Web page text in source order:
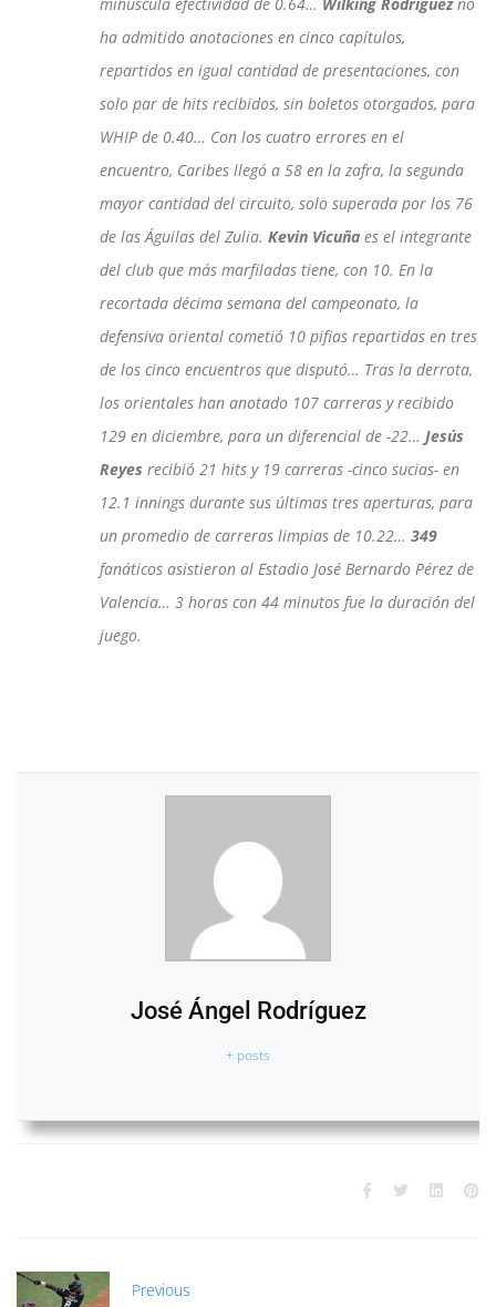
ha admitido anotaciones en cinco capítulos,
repartidos en igual cantidad de presentaciones, con
solo par de hits recibidos, sin boletos otorgados, para
WHIP de 0.40… Con los cuatro errores en el
encuentro, Caribes llegó a 58 en la zafra, la segunda
mayor cantidad del circuito, solo superada por los 76
de las Águilas del Zulia. Kevin Vicuña es el integrante
del club que más marfiladas tiene, con 10. En la
recortada décima semana del campeonato, la
defensiva oriental cometió 10 pifias repartidas en tres
de los cinco encuentros que disputó… Tras la derrota,
los orientales han anotado 107 carreras y recibido
129 en diciembre, para un diferencial de -22… Jesús
Reyes recibió 21 hits y 19 carreras -cinco sucias- en
12.1 innings durante sus últimas tres aperturas, para
un promedio de carreras limpias de 10.22… 349
fanáticos asistieron al Estadio José Bernardo Pérez de
Valencia… 3 horas con 44 minutos fue la duración del
juego.
José Ángel Rodríguez
+ posts
Previous